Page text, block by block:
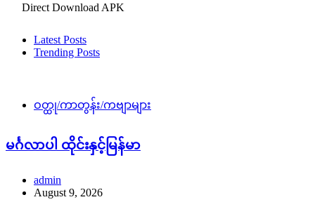
Direct Download APK
Latest Posts
Trending Posts
ဝတ္ထု/ကာတွန်း/ကဗျာများ
မင်္ဂလာပါ ထိုင်းနှင့်မြန်မာ
admin
August 9, 2026